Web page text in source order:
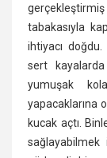
tabakasıyla
ihtiyacı
sert kayalarda
yumuşak
yapacaklarına
kucak açtı.
sağlayabilmek